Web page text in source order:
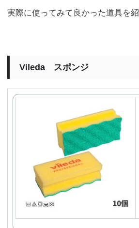
実際に使ってみて良かった道具を紹
Vileda スポンジ